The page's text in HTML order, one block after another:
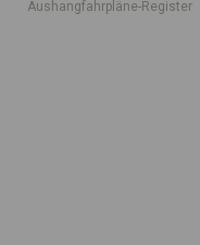
Aushangfahrpläne-Register